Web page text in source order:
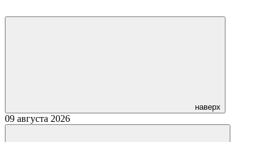
наверх
09 августа 2026